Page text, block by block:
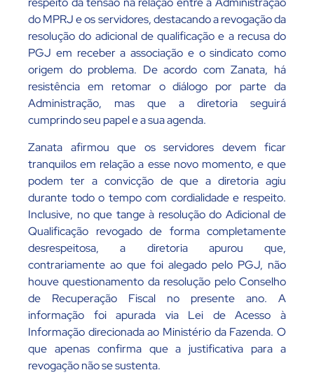
do MPRJ e os servidores, destacando a revogação da
resolução do adicional de qualificação e a recusa do
PGJ em receber a associação e o sindicato como
origem do problema. De acordo com Zanata, há
resistência em retomar o diálogo por parte da
Administração, mas que a diretoria seguirá
cumprindo seu papel e a sua agenda.
Zanata afirmou que os servidores devem ficar
tranquilos em relação a esse novo momento, e que
podem ter a convicção de que a diretoria agiu
durante todo o tempo com cordialidade e respeito.
Inclusive, no que tange à resolução do Adicional de
Qualificação revogado de forma completamente
desrespeitosa, a diretoria apurou que,
contrariamente ao que foi alegado pelo PGJ, não
houve questionamento da resolução pelo Conselho
de Recuperação Fiscal no presente ano. A
informação foi apurada via Lei de Acesso à
Informação direcionada ao Ministério da Fazenda. O
que apenas confirma que a justificativa para a
revogação não se sustenta.